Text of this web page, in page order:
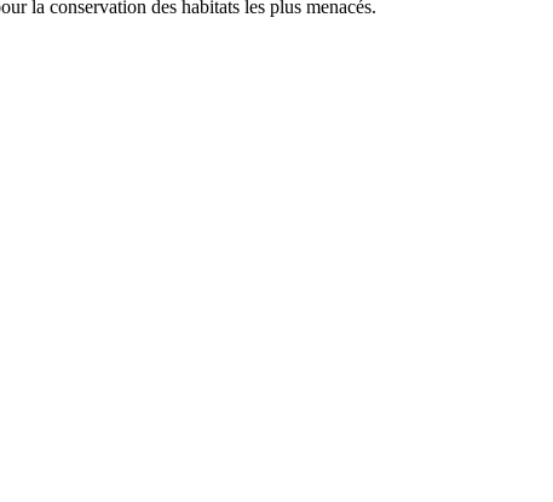
la conservation des habitats les plus menacés.